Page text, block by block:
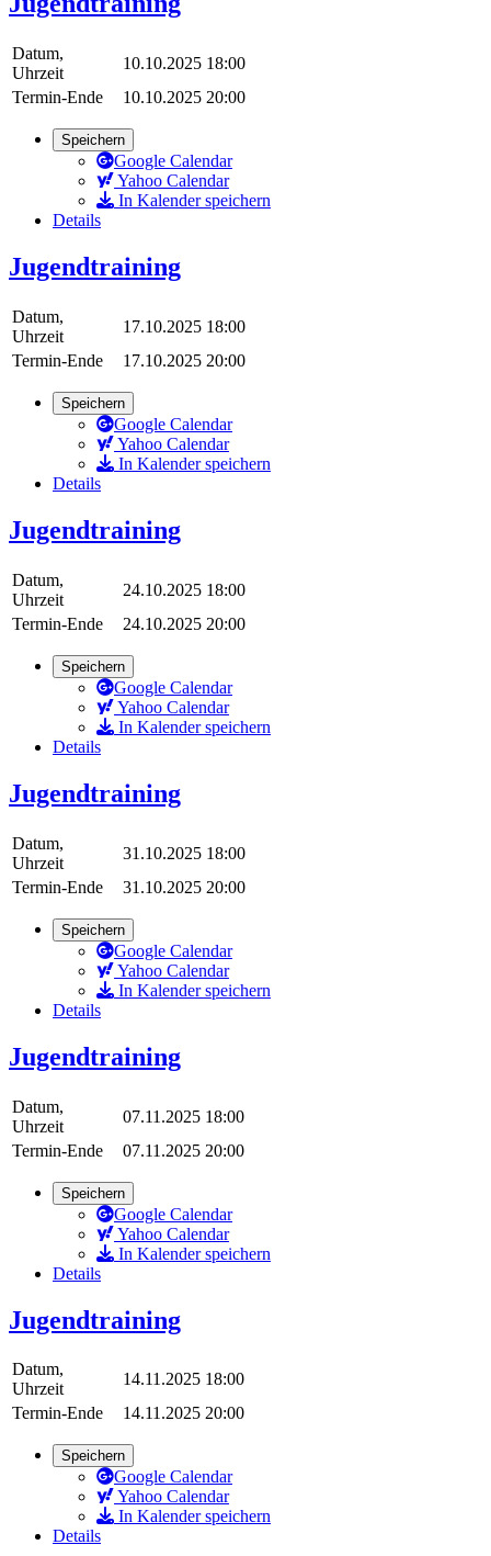
Datum,
Uhrzeit
10.10.2025 18:00
Termin-Ende
10.10.2025 20:00
Speichern
Google Calendar
Yahoo Calendar
In Kalender speichern
Details
Jugendtraining
Datum,
Uhrzeit
17.10.2025 18:00
Termin-Ende
17.10.2025 20:00
Speichern
Google Calendar
Yahoo Calendar
In Kalender speichern
Details
Jugendtraining
Datum,
Uhrzeit
24.10.2025 18:00
Termin-Ende
24.10.2025 20:00
Speichern
Google Calendar
Yahoo Calendar
In Kalender speichern
Details
Jugendtraining
Datum,
Uhrzeit
31.10.2025 18:00
Termin-Ende
31.10.2025 20:00
Speichern
Google Calendar
Yahoo Calendar
In Kalender speichern
Details
Jugendtraining
Datum,
Uhrzeit
07.11.2025 18:00
Termin-Ende
07.11.2025 20:00
Speichern
Google Calendar
Yahoo Calendar
In Kalender speichern
Details
Jugendtraining
Datum,
Uhrzeit
14.11.2025 18:00
Termin-Ende
14.11.2025 20:00
Speichern
Google Calendar
Yahoo Calendar
In Kalender speichern
Details